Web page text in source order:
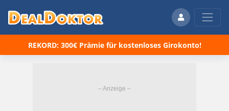
REKORD: 300€ Prämie für kostenloses Girokonto!